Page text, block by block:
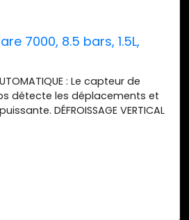
7000, 8.5 bars, 1.5L,
: Le capteur de
détecte les déplacements et
DÉFROISSAGE VERTICAL
à utiliser tel un défroisseur
RISQUE DE BRÛLURE. Plus
Le fer adapte
de la soie au coton, pour
: Vapeur continue
de 650g, 8.5 Bars pour